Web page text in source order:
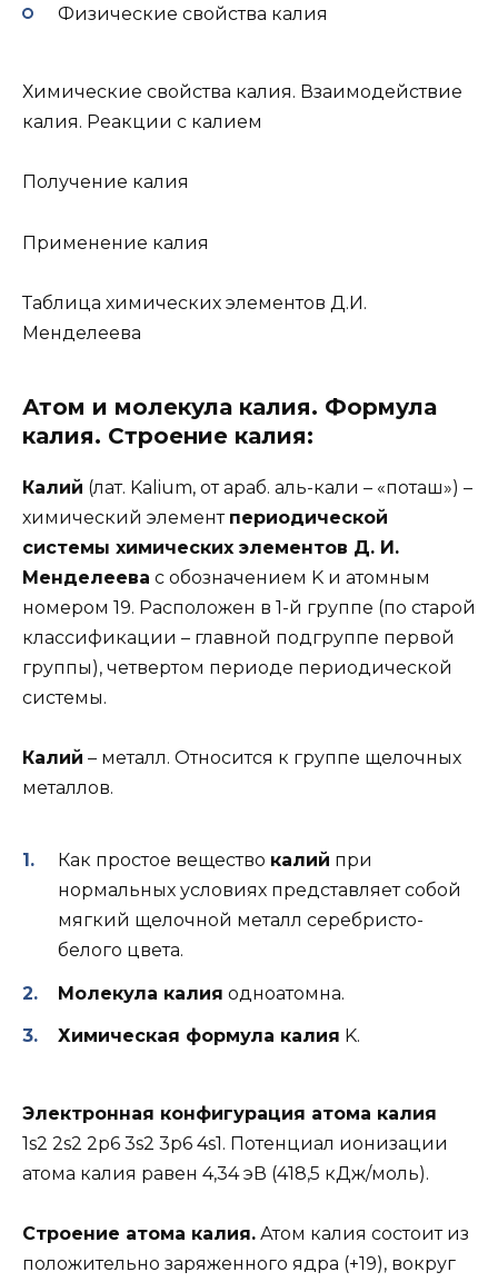
Физические свойства калия
Химические свойства калия. Взаимодействие
калия. Реакции с калием
Получение калия
Применение калия
Таблица химических элементов Д.И.
Менделеева
Атом и молекула калия. Формула
калия. Строение калия:
Калий (лат. Kalium, от араб. аль-кали – «поташ») –
химический элемент периодической
системы химических элементов Д. И.
Менделеева с обозначением K и атомным
номером 19. Расположен в 1-й группе (по старой
классификации – главной подгруппе первой
группы), четвертом периоде периодической
системы.
Калий – металл. Относится к группе щелочных
металлов.
Как простое вещество калий при
нормальных условиях представляет собой
мягкий щелочной металл серебристо-
белого цвета.
Молекула калия одноатомна.
Химическая формула калия K.
Электронная конфигурация атома калия
1s2 2s2 2p6 3s2 3p6 4s1. Потенциал ионизации
атома калия равен 4,34 эВ (418,5 кДж/моль).
Строение атома калия. Атом калия состоит из
положительно заряженного ядра (+19), вокруг